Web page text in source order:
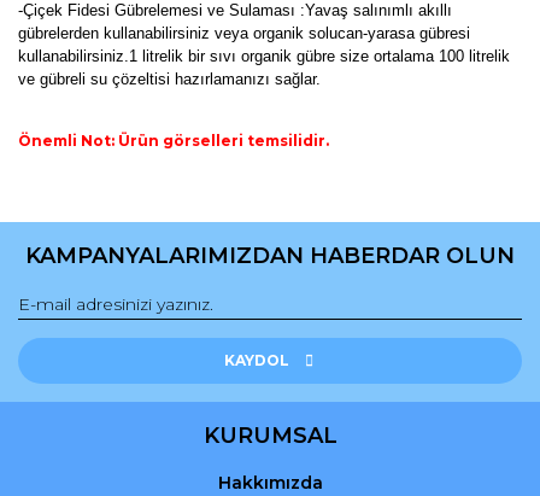
-Çiçek Fidesi Gübrelemesi ve Sulaması :Yavaş salınımlı akıllı
gübrelerden kullanabilirsiniz veya organik solucan-yarasa gübresi
kullanabilirsiniz.1 litrelik bir sıvı organik gübre size ortalama 100 litrelik
ve gübreli su çözeltisi hazırlamanızı sağlar.
Önemli Not: Ürün görselleri temsilidir.
konularda yetersiz gördüğünüz noktaları öneri formunu
Görüş ve önerileriniz için teşekkür ederiz.
Ürün resmi kalitesiz, bozuk veya görüntülenemiyor.
Ürün açıklamasında eksik bilgiler bulunuyor.
Ürün fiyatı diğer sitelerden daha pahalı.
KAMPANYALARIMIZDAN HABERDAR OLUN
KAYDOL
KURUMSAL
Hakkımızda